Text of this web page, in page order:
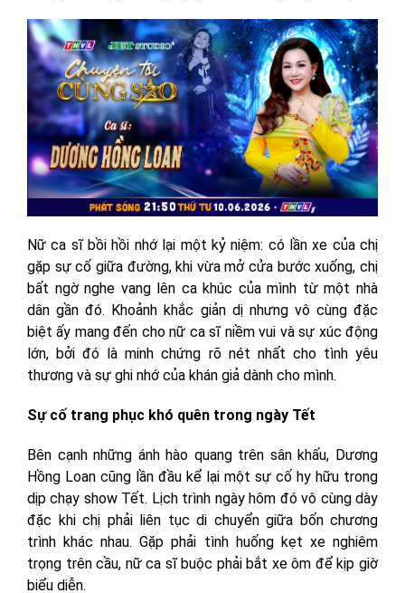
Nữ ca sĩ bồi hồi nhớ lại một kỷ niệm: có lần xe của chị
gặp sự cố giữa đường, khi vừa mở cửa bước xuống, chị
bất ngờ nghe vang lên ca khúc của mình từ một nhà
dân gần đó. Khoảnh khắc giản dị nhưng vô cùng đặc
biệt ấy mang đến cho nữ ca sĩ niềm vui và sự xúc động
lớn, bởi đó là minh chứng rõ nét nhất cho tình yêu
thương và sự ghi nhớ của khán giả dành cho mình.
Sự cố trang phục khó quên trong ngày Tết
Bên cạnh những ánh hào quang trên sân khấu, Dương
Hồng Loan cũng lần đầu kể lại một sự cố hy hữu trong
dịp chạy show Tết. Lịch trình ngày hôm đó vô cùng dày
đặc khi chị phải liên tục di chuyển giữa bốn chương
trình khác nhau. Gặp phải tình huống kẹt xe nghiêm
trọng trên cầu, nữ ca sĩ buộc phải bắt xe ôm để kịp giờ
biểu diễn.